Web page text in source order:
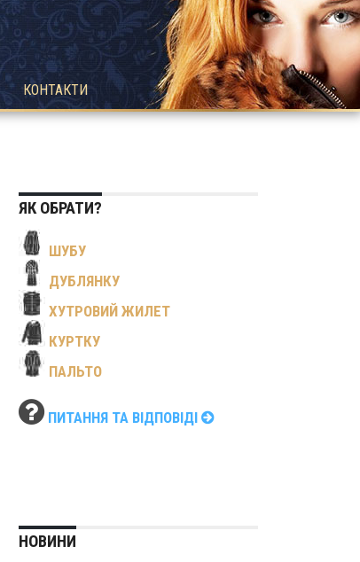
КОНТАКТИ
ЯК ОБРАТИ?
ШУБУ
ДУБЛЯНКУ
ХУТРОВИЙ ЖИЛЕТ
КУРТКУ
ПАЛЬТО
ПИТАННЯ ТА ВІДПОВІДІ
НОВИНИ